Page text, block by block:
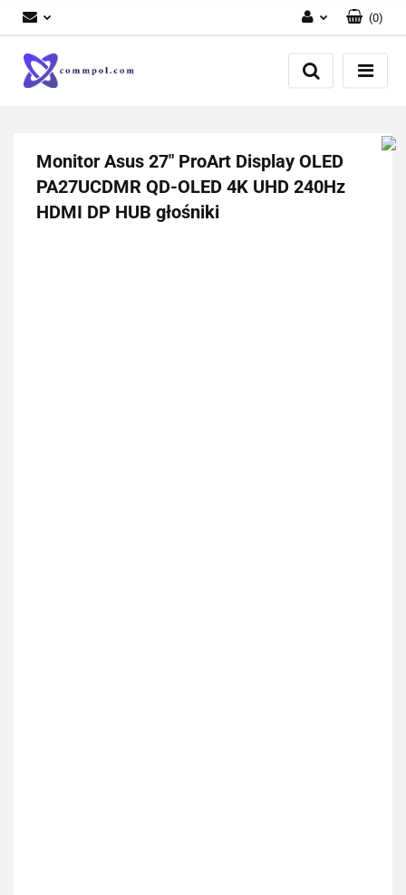
Zaloguj się
Zarejestruj się
(0)
Monitor Asus 27" ProArt Display OLED
PA27UCDMR QD-OLED 4K UHD 240Hz
HDMI DP HUB głośniki